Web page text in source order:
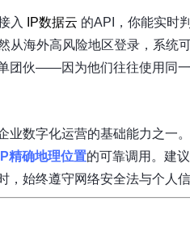
入 IP数据云 的API，你能实时
海外高风险地区登录，系统
团伙——因为他们往往使用同一
业数字化运营的基础能力之一
IP精确地理位置的可靠调用。建
始终遵守网络安全法与个人信